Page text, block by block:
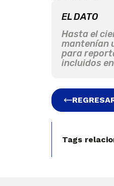
EL DATO
Hasta el
mantenían
para
incluidos
Tags